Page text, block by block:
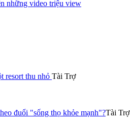
những video triệu view
resort thu nhỏ Tài Trợ
đuổi "sống thọ khỏe mạnh"?Tài Trợ